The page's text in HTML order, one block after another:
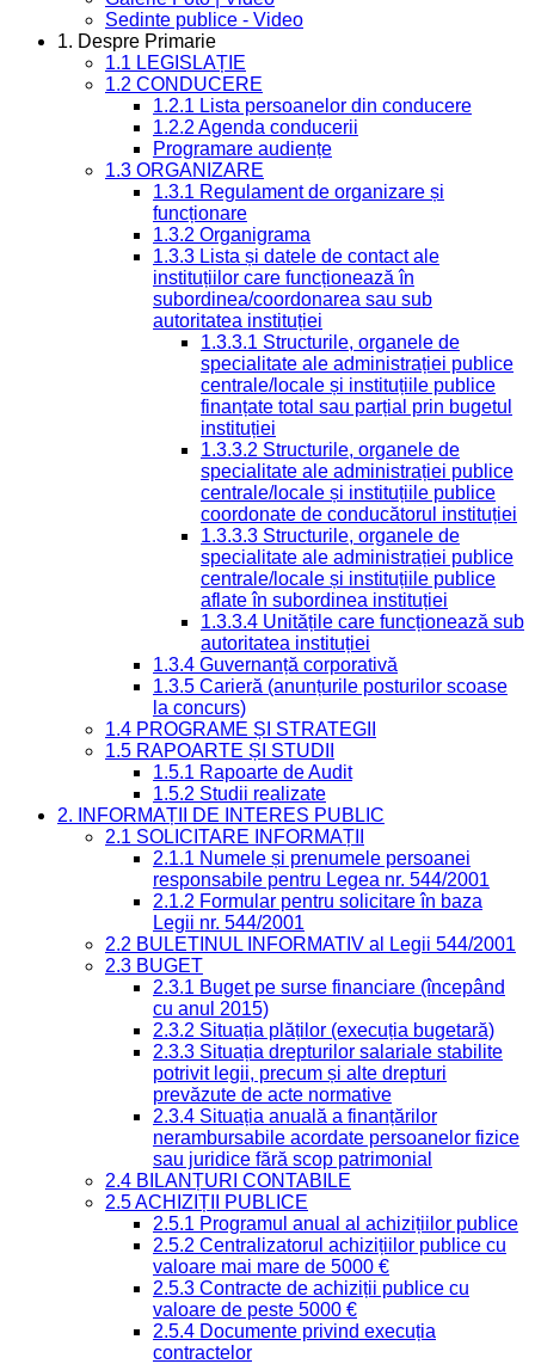
Sedinte publice - Video
1. Despre Primarie
1.1 LEGISLAȚIE
1.2 CONDUCERE
1.2.1 Lista persoanelor din conducere
1.2.2 Agenda conducerii
Programare audiențe
1.3 ORGANIZARE
1.3.1 Regulament de organizare și
funcționare
1.3.2 Organigrama
1.3.3 Lista și datele de contact ale
instituțiilor care funcționează în
subordinea/coordonarea sau sub
autoritatea instituției
1.3.3.1 Structurile, organele de
specialitate ale administrației publice
centrale/locale și instituțiile publice
finanțate total sau parțial prin bugetul
instituției
1.3.3.2 Structurile, organele de
specialitate ale administrației publice
centrale/locale și instituțiile publice
coordonate de conducătorul instituției
1.3.3.3 Structurile, organele de
specialitate ale administrației publice
centrale/locale și instituțiile publice
aflate în subordinea instituției
1.3.3.4 Unitățile care funcționează sub
autoritatea instituției
1.3.4 Guvernanță corporativă
1.3.5 Carieră (anunțurile posturilor scoase
la concurs)
1.4 PROGRAME ȘI STRATEGII
1.5 RAPOARTE ȘI STUDII
1.5.1 Rapoarte de Audit
1.5.2 Studii realizate
2. INFORMAȚII DE INTERES PUBLIC
2.1 SOLICITARE INFORMAȚII
2.1.1 Numele și prenumele persoanei
responsabile pentru Legea nr. 544/2001
2.1.2 Formular pentru solicitare în baza
Legii nr. 544/2001
2.2 BULETINUL INFORMATIV al Legii 544/2001
2.3 BUGET
2.3.1 Buget pe surse financiare (începând
cu anul 2015)
2.3.2 Situația plăților (execuția bugetară)
2.3.3 Situația drepturilor salariale stabilite
potrivit legii, precum și alte drepturi
prevăzute de acte normative
2.3.4 Situația anuală a finanțărilor
nerambursabile acordate persoanelor fizice
sau juridice fără scop patrimonial
2.4 BILANȚURI CONTABILE
2.5 ACHIZIȚII PUBLICE
2.5.1 Programul anual al achizițiilor publice
2.5.2 Centralizatorul achizițiilor publice cu
valoare mai mare de 5000 €
2.5.3 Contracte de achiziții publice cu
valoare de peste 5000 €
2.5.4 Documente privind execuția
contractelor